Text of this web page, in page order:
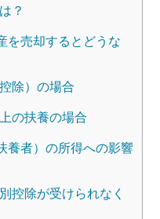
？
を売却するとどうな
除）の場合
の扶養の場合
養者）の所得への影響
控除が受けられなく